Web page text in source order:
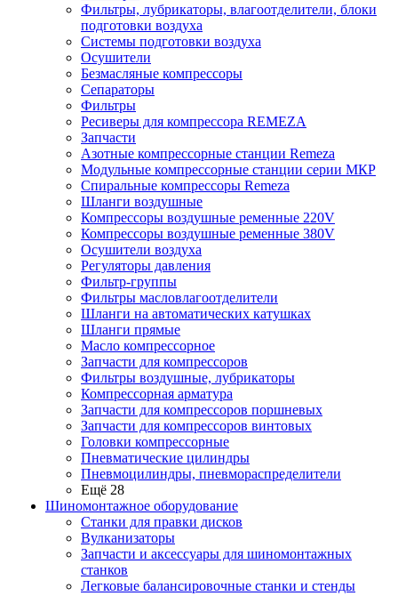
Фильтры, лубрикаторы, влагоотделители, блоки
подготовки воздуха
Системы подготовки воздуха
Осушители
Безмасляные компрессоры
Сепараторы
Фильтры
Ресиверы для компрессора REMEZA
Запчасти
Азотные компрессорные станции Remeza
Модульные компрессорные станции серии МКР
Спиральные компрессоры Remeza
Шланги воздушные
Компрессоры воздушные ременные 220V
Компрессоры воздушные ременные 380V
Осушители воздуха
Регуляторы давления
Фильтр-группы
Фильтры масловлагоотделители
Шланги на автоматических катушках
Шланги прямые
Масло компрессорное
Запчасти для компрессоров
Фильтры воздушные, лубрикаторы
Компрессорная арматура
Запчасти для компрессоров поршневых
Запчасти для компрессоров винтовых
Головки компрессорные
Пневматические цилиндры
Пневмоцилиндры, пневмораспределители
Ещё 28
Шиномонтажное оборудование
Станки для правки дисков
Вулканизаторы
Запчасти и аксессуары для шиномонтажных
станков
Легковые балансировочные станки и стенды